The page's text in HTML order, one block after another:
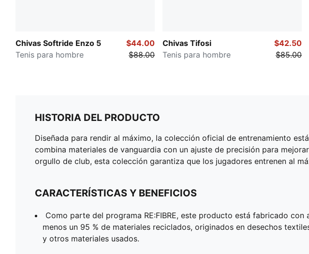
Chivas Softride Enzo 5
Tenis para hombre
$44.00
$88.00
Chivas Tifosi
Tenis para hombre
$42.50
$85.00
HISTORIA DEL PRODUCTO
Diseñada para rendir al máximo, la colección oficial de entrenamiento
combina materiales de vanguardia con un ajuste de precisión para
orgullo de club, esta colección garantiza que los jugadores entrenen al
CARACTERÍSTICAS Y BENEFICIOS
Como parte del programa RE:FIBRE, este producto está fabricado con
menos un 95 % de materiales reciclados, originados en desechos
y otros materiales usados.